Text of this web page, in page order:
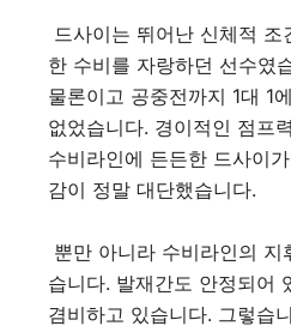
드사이는 뛰어난 신체적 조
한 수비를 자랑하던 선수였
물론이고 공중전까지 1대 1
없었습니다. 경이적인 점프
수비라인에 든든한 드사이
감이 정말 대단했습니다.
뿐만 아니라 수비라인의
습니다. 발재간도 안정되어
겸비하고 있습니다. 그렇습